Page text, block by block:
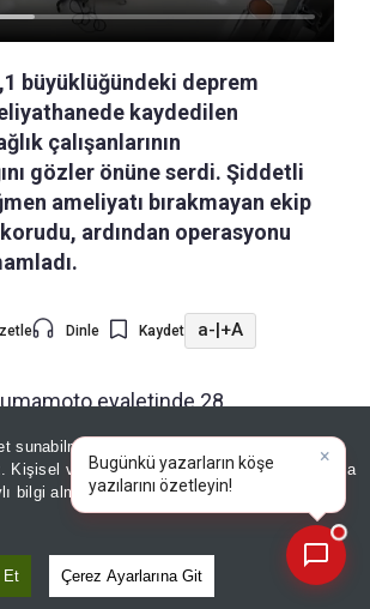
sunabilmek adına sitemizde
Kişisel verileriniz, KVKK ve GDPR kapsamında
bilgi almak içinAydınlatma Metnimizi
Et Çerez Ayarlarına Git
büyüklüğündeki deprem
kaydedilen
çalışanlarının
gözler önüne serdi. Şiddetli
ameliyatı bırakmayan ekip
ardından operasyonu
Dinle Kaydet a-|+A
eyaletinde 28
gelen 7,1 büyüklüğündeki
ameliyathanede yaşananlar,
kayıtlarıyla ortaya çıktı.
paylaşılan görüntülerde, deprem
tıbbi cihazların ve
×
Bugünkü yazarların köşe
yazılarını özetleyin!